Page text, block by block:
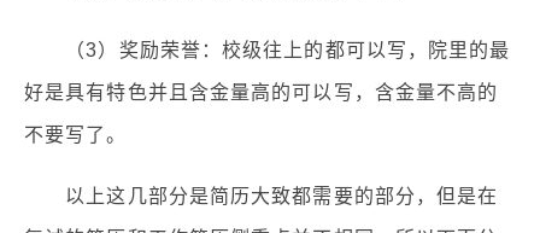
（3）奖励荣誉：校级往上的都可以写，院里的最
好是具有特色并且含金量高的可以写，含金量不高的
不要写了。
以上这几部分是简历大致都需要的部分，但是在